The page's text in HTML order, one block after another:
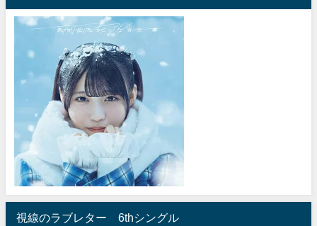
視線のラブレター 6thシングル